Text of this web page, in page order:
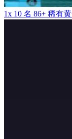
1x 10 名 86+ 稀有